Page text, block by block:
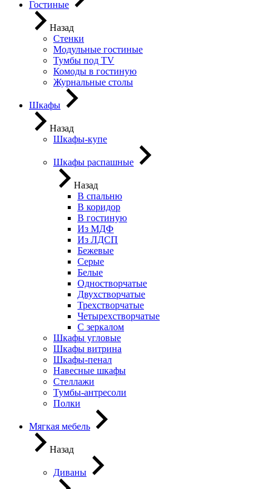
Гостиные
Назад
Стенки
Модульные гостиные
Тумбы под ТV
Комоды в гостиную
Журнальные столы
Шкафы
Назад
Шкафы-купе
Шкафы распашные
Назад
В спальню
В коридор
В гостиную
Из МДФ
Из ЛДСП
Бежевые
Серые
Белые
Одностворчатые
Двухстворчатые
Трехстворчатые
Четырехстворчатые
С зеркалом
Шкафы угловые
Шкафы витрина
Шкафы-пенал
Навесные шкафы
Стеллажи
Тумбы-антресоли
Полки
Мягкая мебель
Назад
Диваны